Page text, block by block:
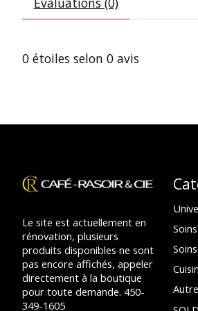
0 étoiles selon 0 avis
Le site est actuellement en
rénovation, plusieurs
produits disponibles ne sont
pas encore affichés, appeler
directement à la boutique
pour toute demande. 450-
349-1605